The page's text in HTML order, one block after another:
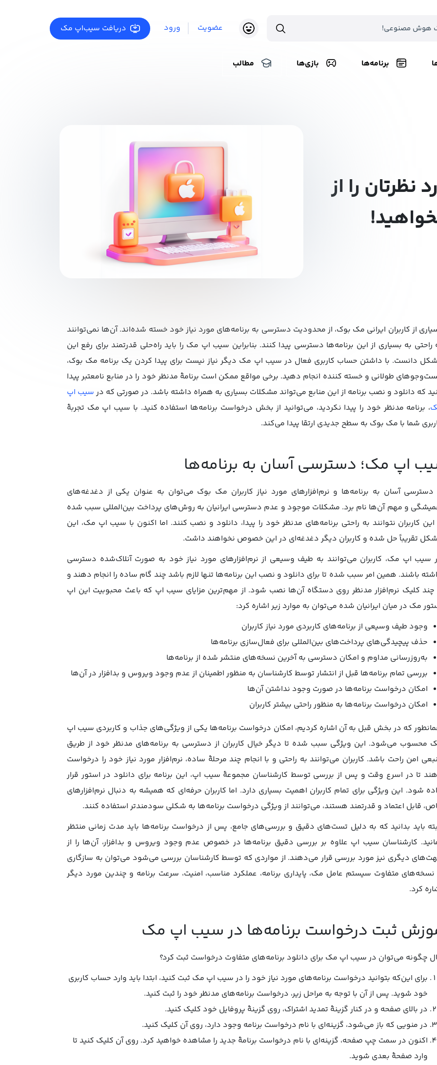
عضویت ورود دریافت سیب‌اپ مک
برنامه‌ها بازی‌ها مطالب
نظرتان را از
از کاربران ایرانی مک بوک، از محدودیت دسترسی به برنامه‌های مورد نیاز خود خسته شده‌اند. آن‌ها نمی‌توانند
راحتی به بسیاری از این برنامه‌ها دسترسی پیدا کنند. بنابراین سیب اپ مک را باید راه‌حلی قدرتمند برای رفع این
دانست. با داشتن حساب کاربری فعال در سیب اپ مک دیگر نیاز نیست برای پیدا کردن یک برنامه مک بوک،
طولانی و خسته کننده انجام دهید. برخی مواقع ممکن است برنامۀ مدنظر خود را در منابع نامعتبر پیدا
که دانلود و نصب برنامه از این منابع می‌تواند مشکلات بسیاری به همراه داشته باشد. در صورتی که در سیب اپ
، برنامه مدنظر خود را پیدا نکردید، می‌توانید از بخش درخواست برنامه‌ها استفاده کنید. با سیب اپ مک تجربۀ
شما با مک بوک به سطح جدیدی ارتقا پیدا می‌کند.
اپ مک؛ دسترسی آسان به برنامه‌ها
دسترسی آسان به برنامه‌ها و نرم‌افزارهای مورد نیاز کاربران مک بوک می‌توان به عنوان یکی از دغدغه‌های
و مهم آن‌ها نام برد. مشکلات موجود و عدم دسترسی ایرانیان به روش‌های پرداخت بین‌المللی سبب شده
این کاربران نتوانند به راحتی برنامه‌های مدنظر خود را پیدا، دانلود و نصب کنند. اما اکنون با سیب اپ مک، این
تقریباً حل شده و کاربران دیگر دغدغه‌ای در این خصوص نخواهند داشت.
سیب اپ مک، کاربران می‌توانند به طیف وسیعی از نرم‌افزارهای مورد نیاز خود به صورت آنلاک‌شده دسترسی
باشند. همین امر سبب شده تا برای دانلود و نصب این برنامه‌ها تنها لازم باشد چند گام ساده را انجام دهند و
چند کلیک نرم‌افزار مدنظر روی دستگاه آن‌ها نصب شود. از مهم‌ترین مزایای سیب اپ که باعث محبوبیت این اپ
مک در میان ایرانیان شده می‌توان به موارد زیر اشاره کرد:
وجود طیف وسیعی از برنامه‌های کاربردی مورد نیاز کاربران
حذف پیچیدگی‌های پرداخت‌های بین‌المللی برای فعال‌سازی برنامه‌ها
به‌روزرسانی مداوم و امکان دسترسی به آخرین نسخه‌های منتشر شده از برنامه‌ها
بررسی تمام برنامه‌ها قبل از انتشار توسط کارشناسان به منظور اطمینان از عدم وجود ویروس و بدافزار در آن‌ها
امکان درخواست برنامه‌ها در صورت وجود نداشتن آن‌ها
امکان درخواست برنامه‌ها به منظور راحتی بیشتر کاربران
که در بخش قبل به آن اشاره کردیم، امکان درخواست برنامه‌ها یکی از ویژگی‌های جذاب و کاربردی سیب اپ
محسوب می‌شود. این ویژگی سبب شده تا دیگر خیال کاربران از دسترسی به برنامه‌های مدنظر خود از طریق
امن راحت باشد. کاربران می‌توانند به راحتی و با انجام چند مرحلۀ ساده، نرم‌افزار مورد نیاز خود را درخواست
تا در اسرع وقت و پس از بررسی توسط کارشناسان مجموعۀ سیب اپ، این برنامه برای دانلود در استور قرار
شود. این ویژگی برای تمام کاربران اهمیت بسیاری دارد. اما کاربران حرفه‌ای که همیشه به دنبال نرم‌افزارهای
قابل اعتماد و قدرتمند هستند، می‌توانند از ویژگی درخواست برنامه‌ها به شکلی سودمندتر استفاده کنند.
باید بدانید که به دلیل تست‌های دقیق و بررسی‌های جامع، پس از درخواست برنامه‌ها باید مدت زمانی منتظر
کارشناسان سیب اپ علاوه بر بررسی دقیق برنامه‌ها در خصوص عدم وجود ویروس و بدافزار، آن‌ها را از
دیگری نیز مورد بررسی قرار می‌دهند. از مواردی که توسط کارشناسان بررسی می‌شود می‌توان به سازگاری
نسخه‌های متفاوت سیستم‌ عامل مک، پایداری برنامه، عملکرد مناسب، امنیت، سرعت برنامه و چندین مورد دیگر
کرد.
ثبت درخواست برنامه‌ها در سیب اپ مک
چگونه می‌توان در سیب اپ مک برای دانلود برنامه‌های متفاوت درخواست ثبت کرد؟
برای این‌که بتوانید درخواست برنامه‌های مورد نیاز خود را در سیب اپ مک ثبت کنید، ابتدا باید وارد حساب کاربری
خود شوید. پس از آن با توجه به مراحل زیر، درخواست برنامه‌های مدنظر خود را ثبت کنید.
در بالای صفحه و در کنار گزینۀ تمدید اشتراک، روی گزینۀ پروفایل خود کلیک کنید.
در منویی که باز می‌شود، گزینه‌ای با نام درخواست برنامه وجود دارد، روی آن کلیک کنید.
اکنون در سمت چپ صفحه، گزینه‌ای با نام درخواست برنامۀ جدید را مشاهده خواهید کرد. روی آن کلیک کنید تا
وارد صفحۀ بعدی شوید.